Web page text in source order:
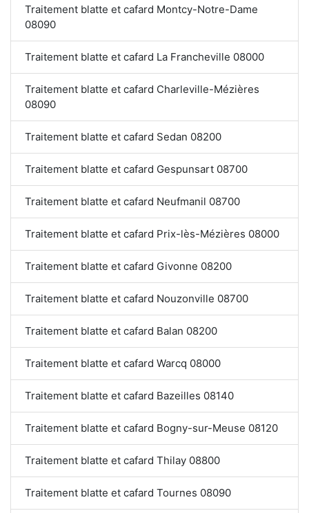
Traitement blatte et cafard Montcy-Notre-Dame
08090
Traitement blatte et cafard La Francheville 08000
Traitement blatte et cafard Charleville-Mézières
08090
Traitement blatte et cafard Sedan 08200
Traitement blatte et cafard Gespunsart 08700
Traitement blatte et cafard Neufmanil 08700
Traitement blatte et cafard Prix-lès-Mézières 08000
Traitement blatte et cafard Givonne 08200
Traitement blatte et cafard Nouzonville 08700
Traitement blatte et cafard Balan 08200
Traitement blatte et cafard Warcq 08000
Traitement blatte et cafard Bazeilles 08140
Traitement blatte et cafard Bogny-sur-Meuse 08120
Traitement blatte et cafard Thilay 08800
Traitement blatte et cafard Tournes 08090